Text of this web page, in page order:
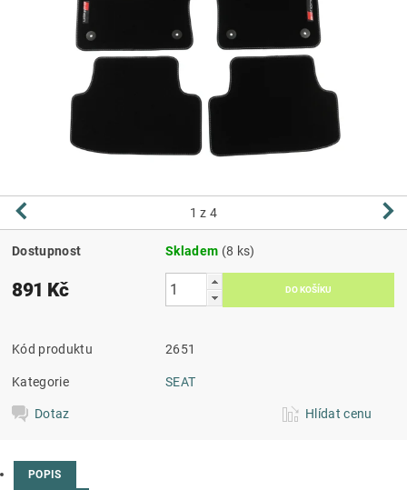
1 z 4
Dostupnost Skladem (8 ks)
891 Kč
Kód produktu 2651
Kategorie SEAT
Dotaz Hlídat cenu
POPIS